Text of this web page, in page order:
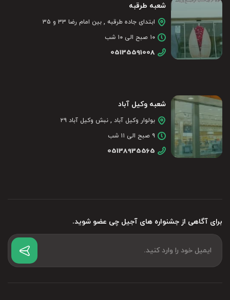
برای آگاهی از جشنواره های آجیل چی عضو شوید.
شعبه طرقبه
ابتدای جاده طرقبه , بین امام رضا ۳۳ و ۳۵
۱۰ صبح الی ۱۰ شب
05135591008
شعبه وکیل آباد
بولوار وکیل آباد , نبش وکیل آباد ۲۹
۹ صبح الی ۱۱ شب
05138935565